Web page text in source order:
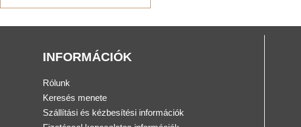
INFORMÁCIÓK
Rólunk
Keresés menete
Szállítási és kézbesítési információk